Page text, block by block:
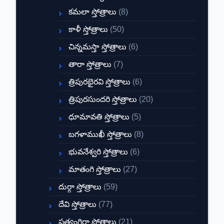
కమలా స్తోత్రాలు (8)
కాళీ స్తోత్రాలు (50)
చిన్నమస్తా స్తోత్రాలు (6)
తారా స్తోత్రాలు (7)
త్రిపురభైరవి స్తోత్రాలు (6)
త్రిపురసుందరి స్తోత్రాలు (20)
ధూమావతి స్తోత్రాలు (5)
బగళాముఖీ స్తోత్రాలు (8)
భువనేశ్వరి స్తోత్రాలు (6)
మాతంగి స్తోత్రాలు (27)
దుర్గా స్తోత్రాలు (59)
దేవి స్తోత్రాలు (77)
ప్రత్యంగిరా స్తోత్రాలు (21)